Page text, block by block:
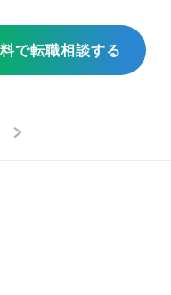
で転職相談する